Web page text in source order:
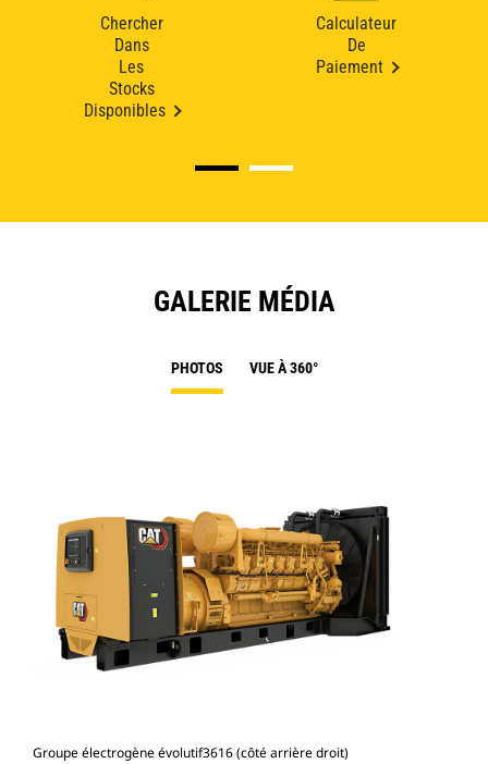
Chercher
Dans
Les
Stocks
Disponibles
Calculateur
De
Paiement
GALERIE MÉDIA
PHOTOS VUE À 360°
Groupe électrogène évolutif3616 (côté arrière droit)